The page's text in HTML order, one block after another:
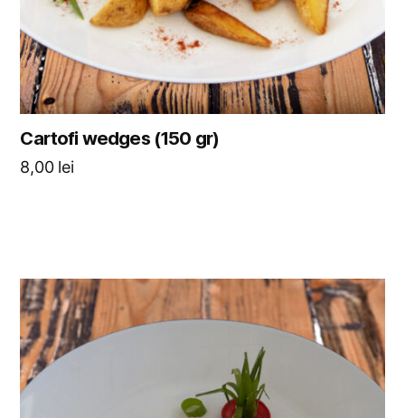
Cartofi wedges (150 gr)
8,00 lei